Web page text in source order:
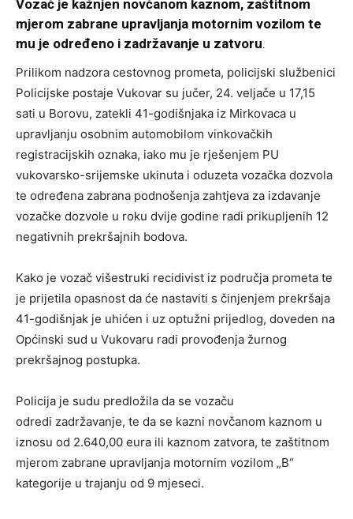
Vozač je kažnjen novčanom kaznom, zaštitnom
mjerom zabrane upravljanja motornim vozilom te
mu je određeno i zadržavanje u zatvoru.
Prilikom nadzora cestovnog prometa, policijski službenici
Policijske postaje Vukovar su jučer, 24. veljače u 17,15
sati u Borovu, zatekli 41-godišnjaka iz Mirkovaca u
upravljanju osobnim automobilom vinkovačkih
registracijskih oznaka, iako mu je rješenjem PU
vukovarsko-srijemske ukinuta i oduzeta vozačka dozvola
te određena zabrana podnošenja zahtjeva za izdavanje
vozačke dozvole u roku dvije godine radi prikupljenih 12
negativnih prekršajnih bodova.
Kako je vozač višestruki recidivist iz područja prometa te
je prijetila opasnost da će nastaviti s činjenjem prekršaja
41-godišnjak je uhićen i uz optužni prijedlog, doveden na
Općinski sud u Vukovaru radi provođenja žurnog
prekršajnog postupka.
Policija je sudu predložila da se vozaču
odredi zadržavanje, te da se kazni novčanom kaznom u
iznosu od 2.640,00 eura ili kaznom zatvora, te zaštitnom
mjerom zabrane upravljanja motornim vozilom „B“
kategorije u trajanju od 9 mjeseci.